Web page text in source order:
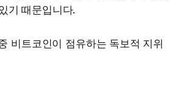
기 때문입니다.
비트코인이 점유하는 독보적 지위